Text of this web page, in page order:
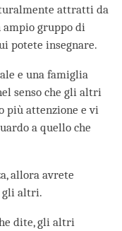
attratti da
ampio gruppo di
potete insegnare.
e una famiglia
senso che gli altri
più attenzione e vi
a quello che
allora avrete
gli altri.
dite, gli altri